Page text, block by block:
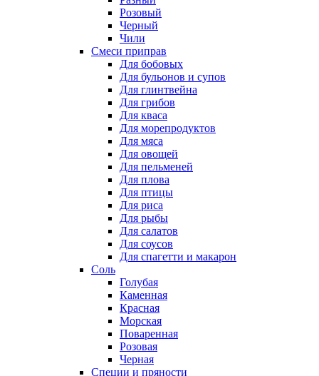
Розовый
Черный
Чили
Смеси приправ
Для бобовых
Для бульонов и супов
Для глинтвейна
Для грибов
Для кваса
Для морепродуктов
Для мяса
Для овощей
Для пельменей
Для плова
Для птицы
Для риса
Для рыбы
Для салатов
Для соусов
Для спагетти и макарон
Соль
Голубая
Каменная
Красная
Морская
Поваренная
Розовая
Черная
Специи и пряности